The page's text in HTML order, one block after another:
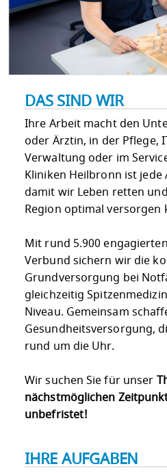
DAS SIND WIR
Ihre Arbeit macht den
oder Ärztin, in der Pflege,
Verwaltung oder im
Kliniken Heilbronn ist jede
damit wir Leben retten
Region optimal versorgen
Mit rund 5.900
Verbund sichern wir die
Grundversorgung bei
gleichzeitig
Niveau. Gemeinsam
Gesundheitsversorgung,
rund um die Uhr.
Wir suchen Sie für unser
nächstmöglichen
unbefristet!
IHRE AUFGABEN